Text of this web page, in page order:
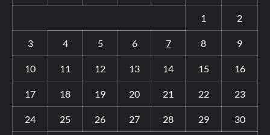
1 2
3 4 5 6 7 8 9
10 11 12 13 14 15 16
17 18 19 20 21 22 23
24 25 26 27 28 29 30